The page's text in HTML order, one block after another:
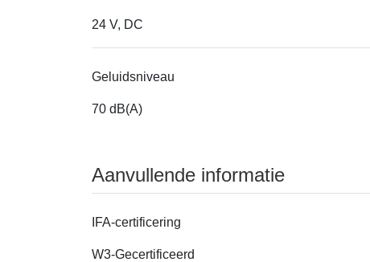
24 V, DC
Geluidsniveau
70 dB(A)
Aanvullende informatie
IFA-certificering
W3-Gecertificeerd